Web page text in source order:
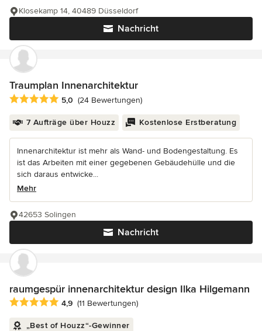
Nachricht
Klosekamp 14, 40489 Düsseldorf
Traumplan Innenarchitektur
Durchschnittliche Bewertung: 5 von 5 Sternen
5,0 (24 Bewertungen)
7 Aufträge über Houzz Kostenlose Erstberatung
Innenarchitektur ist mehr als Wand- und Bodengestaltung. Es
ist das Arbeiten mit einer gegebenen Gebäudehülle und die
sich daraus entwicke...
Mehr
Nachricht
42653 Solingen
raumgespür innenarchitektur design Ilka Hilgemann
Durchschnittliche Bewertung: 4.9 von 5 Sternen
4,9 (11 Bewertungen)
„Best of Houzz“-Gewinner